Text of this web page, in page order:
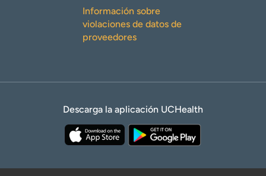
Información sobre
violaciones de datos de
proveedores
Descarga la aplicación UCHealth